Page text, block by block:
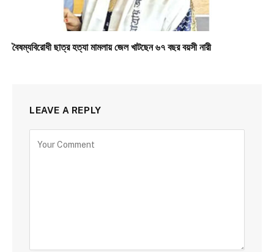
বৈষম্যবিরোধী ছাত্র হত্যা মামলায় জেল খাটছেন ৬৭ বছর বয়সী নারী
LEAVE A REPLY